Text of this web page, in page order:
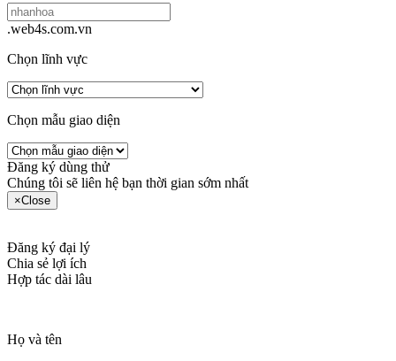
.web4s.com.vn
Chọn lĩnh vực
Chọn mẫu giao diện
Đăng ký dùng thử
Chúng tôi sẽ liên hệ bạn thời gian sớm nhất
×Close
Đăng ký đại lý
Chia sẻ lợi ích
Hợp tác dài lâu
Họ và tên